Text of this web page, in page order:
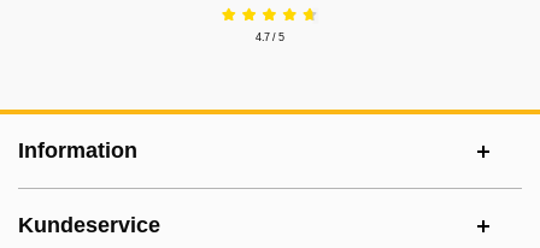
4.7 / 5
Information
Kundeservice